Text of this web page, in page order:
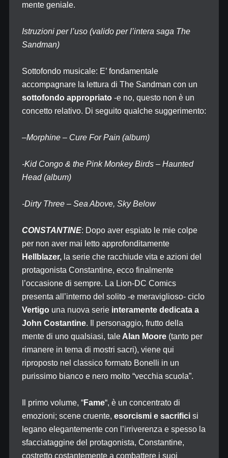
mente geniale.
Istruzioni per l’uso (valido per l’intera saga The
Sandman)
Sottofondo musicale: E’ fondamentale
accompagnare la lettura di The Sandman con un
sottofondo appropriato-e no, questo non è un
concetto relativo. Di seguito qualche suggerimento:
–Morphine – Cure For Pain (album)
-Kid Congo & the Pink Monkey Birds – Haunted
Head (album)
-Dirty Three – Sea Above, Sky Below
CONSTANTINE: Dopo aver espiato le mie colpe
per non aver mai letto approfonditamente
Hellblazer,la serie che racchiude vita e azioni del
protagonista Constantine, ecco finalmente
l’occasione di sempre. La Lion-DC Comics
presenta all’interno del solito -e meraviglioso- ciclo
Vertigouna nuova serie interamente dedicata a
John Costantine. Il personaggio, frutto della
mente di uno qualsiasi, taleAlan Moore(tanto per
rimanere in tema di mostri sacri), viene qui
riproposto nel classico formato Bonelli in un
purissimo bianco e nero molto “vecchia scuola”.
Il primo volume, “Fame“, è un concentrato di
emozioni; scene cruente, esorcismi e sacrificisi
legano elegantemente con l’irriverenza e spesso la
sfacciataggine del protagonista, Constantine,
costretto costantemente a combattere i suoi